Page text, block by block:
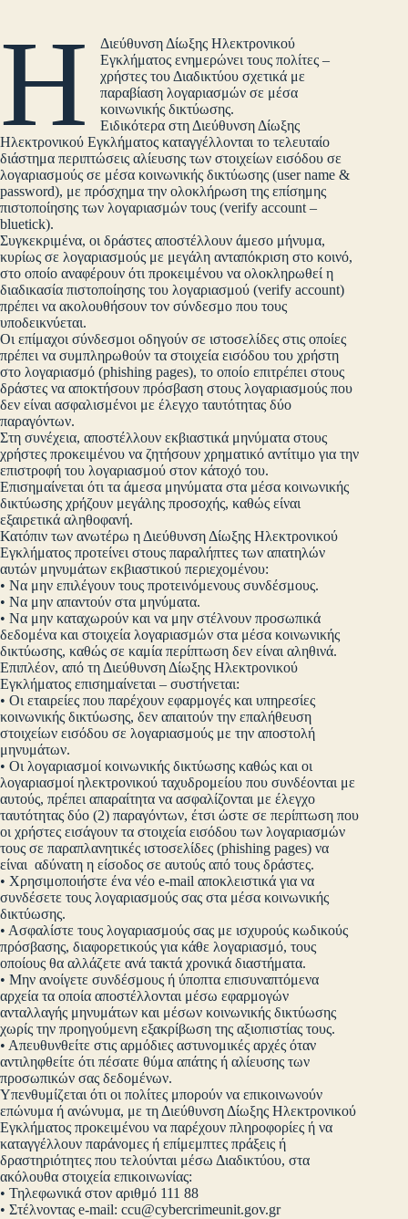
Η
Διεύθυνση Δίωξης Ηλεκτρονικού
Εγκλήματος ενημερώνει τους πολίτες –
χρήστες του Διαδικτύου σχετικά με
παραβίαση λογαριασμών σε μέσα
κοινωνικής δικτύωσης.
Ειδικότερα στη Διεύθυνση Δίωξης
Ηλεκτρονικού Εγκλήματος καταγγέλλονται το τελευταίο
διάστημα περιπτώσεις αλίευσης των στοιχείων εισόδου σε
λογαριασμούς σε μέσα κοινωνικής δικτύωσης (user name &
password), με πρόσχημα την ολοκλήρωση της επίσημης
πιστοποίησης των λογαριασμών τους (verify account –
bluetick).
Συγκεκριμένα, οι δράστες αποστέλλουν άμεσο μήνυμα,
κυρίως σε λογαριασμούς με μεγάλη ανταπόκριση στο κοινό,
στο οποίο αναφέρουν ότι προκειμένου να ολοκληρωθεί η
διαδικασία πιστοποίησης του λογαριασμού (verify account)
πρέπει να ακολουθήσουν τον σύνδεσμο που τους
υποδεικνύεται.
Οι επίμαχοι σύνδεσμοι οδηγούν σε ιστοσελίδες στις οποίες
πρέπει να συμπληρωθούν τα στοιχεία εισόδου του χρήστη
στο λογαριασμό (phishing pages), το οποίο επιτρέπει στους
δράστες να αποκτήσουν πρόσβαση στους λογαριασμούς που
δεν είναι ασφαλισμένοι με έλεγχο ταυτότητας δύο
παραγόντων.
Στη συνέχεια, αποστέλλουν εκβιαστικά μηνύματα στους
χρήστες προκειμένου να ζητήσουν χρηματικό αντίτιμο για την
επιστροφή του λογαριασμού στον κάτοχό του.
Επισημαίνεται ότι τα άμεσα μηνύματα στα μέσα κοινωνικής
δικτύωσης χρήζουν μεγάλης προσοχής, καθώς είναι
εξαιρετικά αληθοφανή.
Κατόπιν των ανωτέρω η Διεύθυνση Δίωξης Ηλεκτρονικού
Εγκλήματος προτείνει στους παραλήπτες των απατηλών
αυτών μηνυμάτων εκβιαστικού περιεχομένου:
• Να μην επιλέγουν τους προτεινόμενους συνδέσμους.
• Να μην απαντούν στα μηνύματα.
• Να μην καταχωρούν και να μην στέλνουν προσωπικά
δεδομένα και στοιχεία λογαριασμών στα μέσα κοινωνικής
δικτύωσης, καθώς σε καμία περίπτωση δεν είναι αληθινά.
Επιπλέον, από τη Διεύθυνση Δίωξης Ηλεκτρονικού
Εγκλήματος επισημαίνεται – συστήνεται:
• Οι εταιρείες που παρέχουν εφαρμογές και υπηρεσίες
κοινωνικής δικτύωσης, δεν απαιτούν την επαλήθευση
στοιχείων εισόδου σε λογαριασμούς με την αποστολή
μηνυμάτων.
• Οι λογαριασμοί κοινωνικής δικτύωσης καθώς και οι
λογαριασμοί ηλεκτρονικού ταχυδρομείου που συνδέονται με
αυτούς, πρέπει απαραίτητα να ασφαλίζονται με έλεγχο
ταυτότητας δύο (2) παραγόντων, έτσι ώστε σε περίπτωση που
οι χρήστες εισάγουν τα στοιχεία εισόδου των λογαριασμών
τους σε παραπλανητικές ιστοσελίδες (phishing pages) να
είναι αδύνατη η είσοδος σε αυτούς από τους δράστες.
• Χρησιμοποιήστε ένα νέο e-mail αποκλειστικά για να
συνδέσετε τους λογαριασμούς σας στα μέσα κοινωνικής
δικτύωσης.
• Ασφαλίστε τους λογαριασμούς σας με ισχυρούς κωδικούς
πρόσβασης, διαφορετικούς για κάθε λογαριασμό, τους
οποίους θα αλλάζετε ανά τακτά χρονικά διαστήματα.
• Μην ανοίγετε συνδέσμους ή ύποπτα επισυναπτόμενα
αρχεία τα οποία αποστέλλονται μέσω εφαρμογών
ανταλλαγής μηνυμάτων και μέσων κοινωνικής δικτύωσης
χωρίς την προηγούμενη εξακρίβωση της αξιοπιστίας τους.
• Απευθυνθείτε στις αρμόδιες αστυνομικές αρχές όταν
αντιληφθείτε ότι πέσατε θύμα απάτης ή αλίευσης των
προσωπικών σας δεδομένων.
Υπενθυμίζεται ότι οι πολίτες μπορούν να επικοινωνούν
επώνυμα ή ανώνυμα, με τη Διεύθυνση Δίωξης Ηλεκτρονικού
Εγκλήματος προκειμένου να παρέχουν πληροφορίες ή να
καταγγέλλουν παράνομες ή επίμεμπτες πράξεις ή
δραστηριότητες που τελούνται μέσω Διαδικτύου, στα
ακόλουθα στοιχεία επικοινωνίας:
• Τηλεφωνικά στον αριθμό 111 88
• Στέλνοντας e-mail: ccu@cybercrimeunit.gov.gr